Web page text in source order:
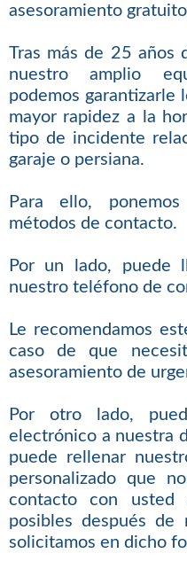
asesoramiento
Tras más de 25 años
nuestro amplio
podemos garantizarle
mayor rapidez a la
tipo de incidente
garaje o persiana.
Para ello,
métodos de contacto.
Por un lado, puede
nuestro teléfono de
Le recomendamos
caso de que
asesoramiento de
Por otro lado,
electrónico a nuestra
puede rellenar
personalizado que
contacto con usted
posibles después
solicitamos en dicho